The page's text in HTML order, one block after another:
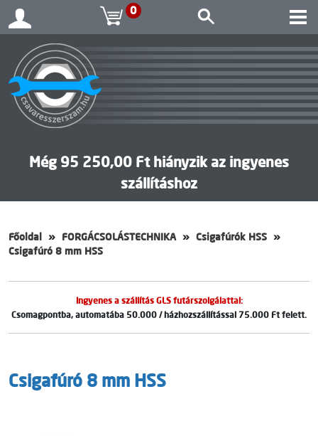
0
Még 95 250,00 Ft hiányzik az ingyenes
szállításhoz
Főoldal FORGÁCSOLÁSTECHNIKA
Csigafúrók HSS
Csigafúró 8 mm HSS
Ingyenes a szállítás GLS futárszolgálattal:
Csomagpontba, automatába 50.000 / házhozszállítással 75.000 Ft felett.
Csigafúró 8 mm HSS